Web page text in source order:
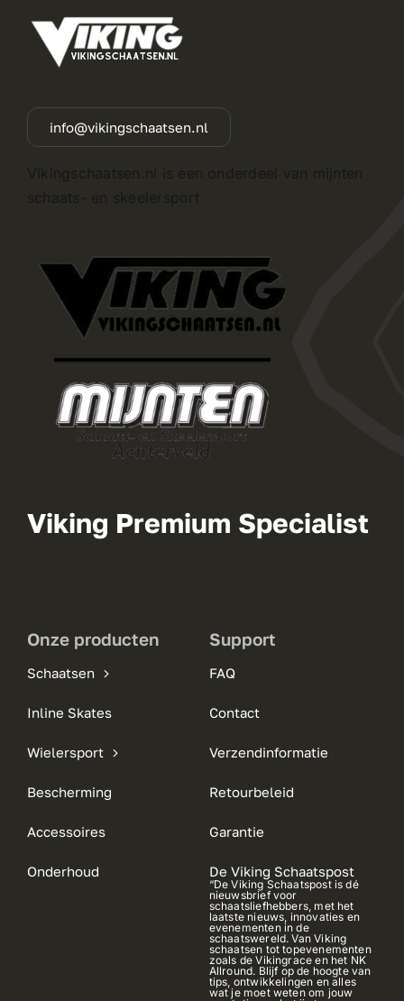
info@vikingschaatsen.nl
Viking Premium Specialist
Onze producten
Schaatsen
Inline Skates
Wielersport
Bescherming
Accessoires
Onderhoud
Support
FAQ
Contact
Verzendinformatie
Retourbeleid
Garantie
De Viking Schaatspost
“De Viking Schaatspost is dé
nieuwsbrief voor
schaatsliefhebbers, met het
laatste nieuws, innovaties en
evenementen in de
schaatswereld. Van Viking
schaatsen tot topevenementen
zoals de Vikingrace en het NK
Allround. Blijf op de hoogte van
tips, ontwikkelingen en alles
wat je moet weten om jouw